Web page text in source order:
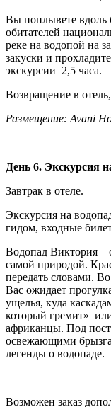
Вы поплывете вдоль
обитателей
реке на водопой на
закуски и
экскурсии 2,5 часа.
Возвращение в
Размещение: Avani
День 6. Экскурсия
Завтрак в отеле.
Экскурсия на
гидом, входные
Водопад Виктория –
самой природой.
передать словами.
Вас ожидает
ущелья, куда
который гремит»
африканцы. Под
освежающими
легенды о водопаде.
Возможен заказ